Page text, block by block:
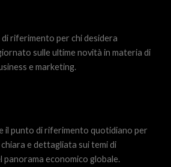
di riferimento per chi desidera
sulle ultime novità in materia di
e marketing.
il punto di riferimento quotidiano per
e dettagliata sui temi di
panorama economico globale.